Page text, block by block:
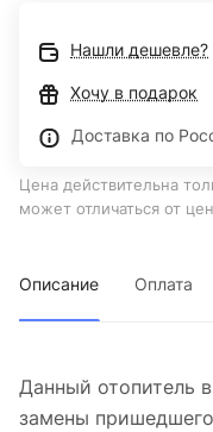
Нашли дешевле?
Хочу в подарок
Доставка по
Цена действительна
может отличаться от
Описание Оплата
Данный отопитель
замены